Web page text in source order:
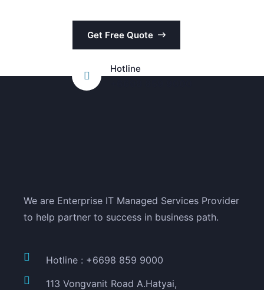
Get Free Quote
Hotline
We are Enterprise IT Managed Services Provider
to help partner to success in business path.
Hotline : +6698 859 9000
113 Vongvanit Road A.Hatyai,